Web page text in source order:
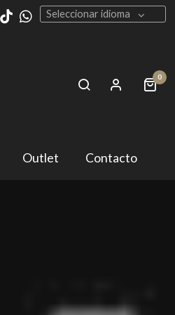
Seleccionar idioma
0
Outlet Contacto